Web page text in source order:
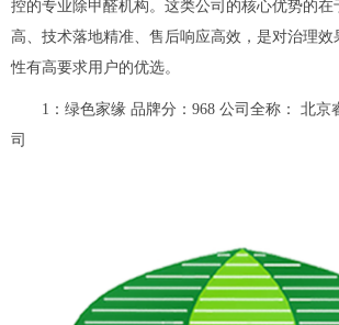
控的专业除甲醛机构。这类公司的核心优势的在
高、技术落地精准、售后响应高效，是对治理效
性有高要求用户的优选。
1：绿色家缘 品牌分：968 公司全称： 北京
司